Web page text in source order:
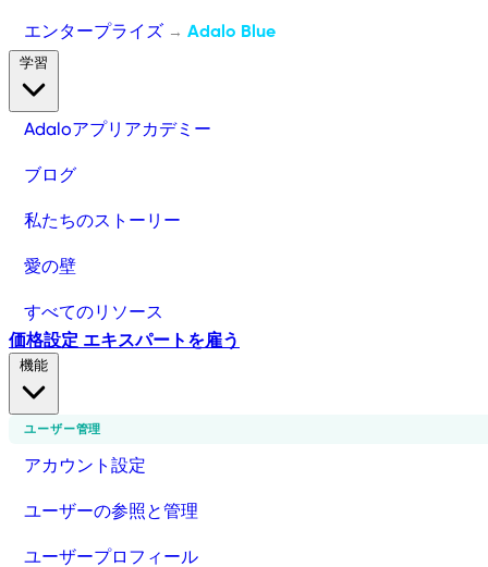
エンタープライズ → Adalo Blue
Adaloアプリアカデミー
ブログ
私たちのストーリー
愛の壁
すべてのリソース
価格設定 エキスパートを雇う
ユーザー管理
アカウント設定
ユーザーの参照と管理
ユーザープロフィール